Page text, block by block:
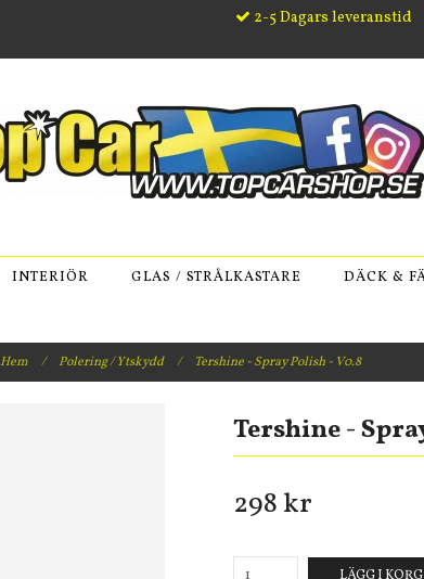
2-5 Dagars leveranstid
INTERIÖR GLAS / STRÅLKASTARE DÄCK &
Hem / Polering / Ytskydd / Tershine - Spray Polish - V0.8
Tershine -
298 kr